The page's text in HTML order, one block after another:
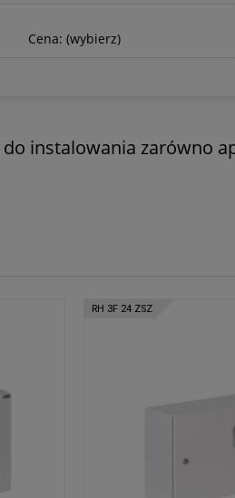
Cena: (wybierz)
instalowania zarówno
RH 3F 24 ZSZ